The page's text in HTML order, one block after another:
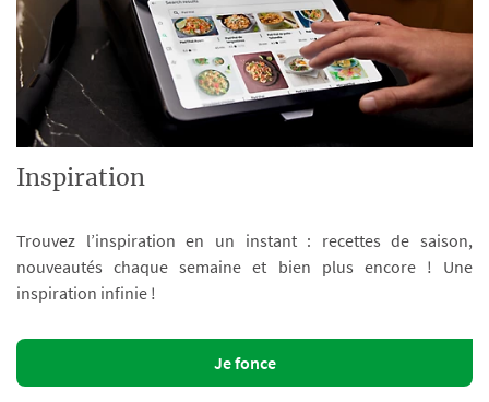
Inspiration
Trouvez l’inspiration en un instant : recettes de saison,
nouveautés chaque semaine et bien plus encore ! Une
inspiration infinie !
Je fonce